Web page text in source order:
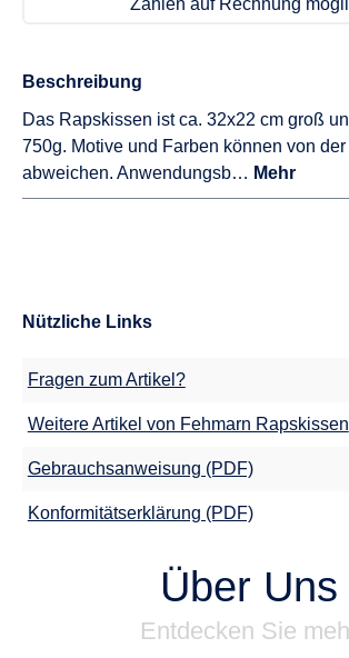
Zahlen auf Rechnung
Beschreibung
Das Rapskissen ist ca. 32x22 cm groß
750g. Motive und Farben können von
abweichen. Anwendungsb… Mehr
Nützliche Links
Fragen zum Artikel?
Weitere Artikel von Fehmarn Rapskissen
Gebrauchsanweisung (PDF)
Konformitätserklärung (PDF)
Über Uns
Entdecken Sie